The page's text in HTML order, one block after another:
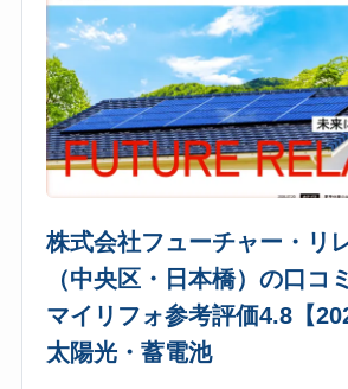
株式会社フューチャー・リ
（中央区・日本橋）の口コ
マイリフォ参考評価4.8【
太陽光・蓄電池